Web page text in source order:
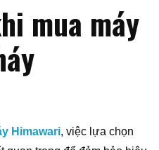
mua máy
Himawari, việc lựa chọn